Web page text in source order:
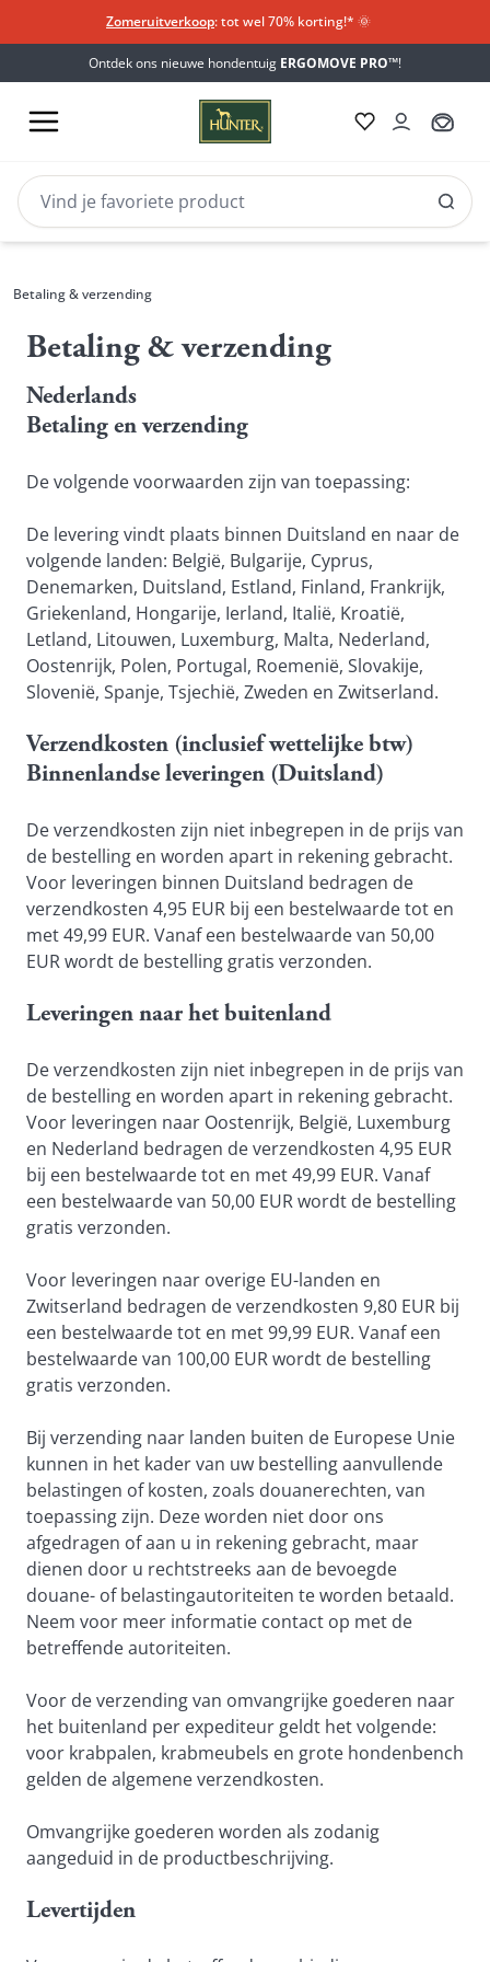
Zomeruitverkoop: tot wel 70% korting!*​ 🌞
Ontdek ons nieuwe hondentuig ERGOMOVE PRO™!
Betaling & verzending
Betaling
verzending
Betaling & verzending
Nederlands
Betaling en verzending
De volgende voorwaarden zijn van toepassing:
De levering vindt plaats binnen Duitsland en naar de
volgende landen: België, Bulgarije, Cyprus,
Denemarken, Duitsland, Estland, Finland, Frankrijk,
Griekenland, Hongarije, Ierland, Italië, Kroatië,
Letland, Litouwen, Luxemburg, Malta, Nederland,
Oostenrijk, Polen, Portugal, Roemenië, Slovakije,
Slovenië, Spanje, Tsjechië, Zweden en Zwitserland.
Verzendkosten (inclusief wettelijke btw)
Binnenlandse leveringen (Duitsland)
De verzendkosten zijn niet inbegrepen in de prijs van
de bestelling en worden apart in rekening gebracht.
Voor leveringen binnen Duitsland bedragen de
verzendkosten 4,95 EUR bij een bestelwaarde tot en
met 49,99 EUR. Vanaf een bestelwaarde van 50,00
EUR wordt de bestelling gratis verzonden.
Leveringen naar het buitenland
De verzendkosten zijn niet inbegrepen in de prijs van
de bestelling en worden apart in rekening gebracht.
Voor leveringen naar Oostenrijk, België, Luxemburg
en Nederland bedragen de verzendkosten 4,95 EUR
bij een bestelwaarde tot en met 49,99 EUR. Vanaf
een bestelwaarde van 50,00 EUR wordt de bestelling
gratis verzonden.
Voor leveringen naar overige EU-landen en
Zwitserland bedragen de verzendkosten 9,80 EUR bij
een bestelwaarde tot en met 99,99 EUR. Vanaf een
bestelwaarde van 100,00 EUR wordt de bestelling
gratis verzonden.
Bij verzending naar landen buiten de Europese Unie
kunnen in het kader van uw bestelling aanvullende
belastingen of kosten, zoals douanerechten, van
toepassing zijn. Deze worden niet door ons
afgedragen of aan u in rekening gebracht, maar
dienen door u rechtstreeks aan de bevoegde
douane- of belastingautoriteiten te worden betaald.
Neem voor meer informatie contact op met de
betreffende autoriteiten.
Voor de verzending van omvangrijke goederen naar
het buitenland per expediteur geldt het volgende:
voor krabpalen, krabmeubels en grote hondenbench
gelden de algemene verzendkosten.
Omvangrijke goederen worden als zodanig
aangeduid in de productbeschrijving.
Levertijden